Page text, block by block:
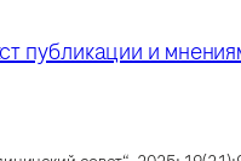
публикации и